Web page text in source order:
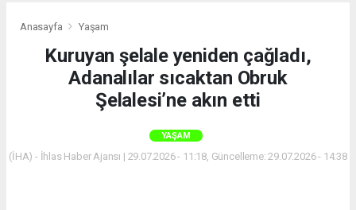
Anasayfa Yaşam
Kuruyan şelale yeniden çağladı,
Adanalılar sıcaktan Obruk
Şelalesi’ne akın etti
YAŞAM
(İHA) - İhlas Haber Ajansı | 29.07.2026 - 11:18, Güncelleme: 29.07.2026 - 14:38